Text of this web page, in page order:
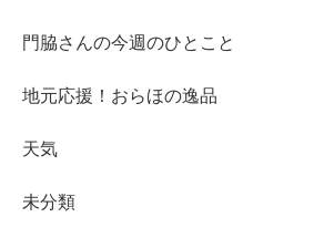
門脇さんの今週のひとこと
地元応援！おらほの逸品
天気
未分類